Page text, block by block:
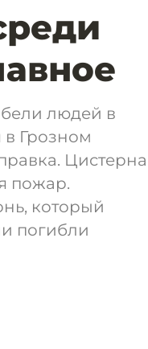
людей в
в Грозном
Цистерна
пожар.
который
погибли